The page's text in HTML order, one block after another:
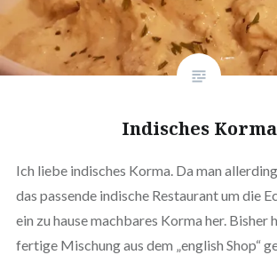
Indisches Korma
Ich liebe indisches Korma. Da man
das passende indische Restaurant um die
ein zu hause machbares Korma her. Bisher
fertige Mischung aus dem „english Shop“